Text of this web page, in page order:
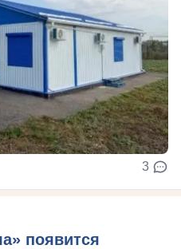
3
появится